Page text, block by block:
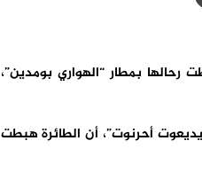
رحالها بمطار “الهواري بومدين”،
أحرنوت”، أن الطائرة هبطت